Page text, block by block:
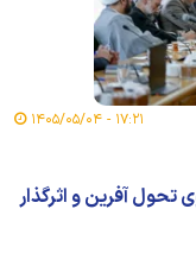
۱۷:۲۱ - ۱۴۰۵/۰۵/۰۴
تحول آفرین و اثرگذار